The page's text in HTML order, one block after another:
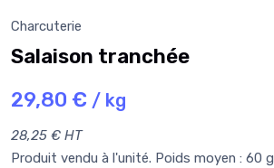
Charcuterie
Salaison tranchée
29,80 € / kg
28,25 € HT
Produit vendu à l'unité. Poids moyen : 60 g